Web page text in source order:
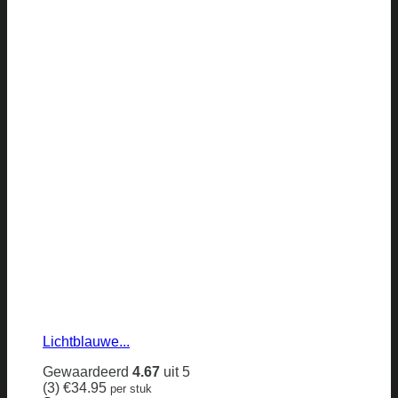
Lichtblauwe...
Gewaardeerd 4.67 uit 5
(3) €34.95 per stuk